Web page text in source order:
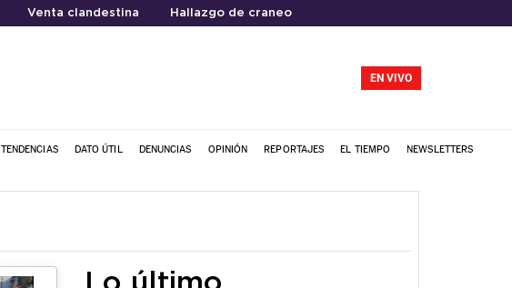
Venta clandestina Hallazgo de craneo
EN VIVO
TENDENCIAS DATO ÚTIL DENUNCIAS OPINIÓN REPORTAJES EL TIEMPO NEWSLETTERS